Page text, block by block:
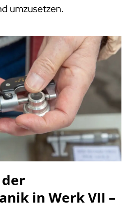
umzusetzen.
in Werk VII –